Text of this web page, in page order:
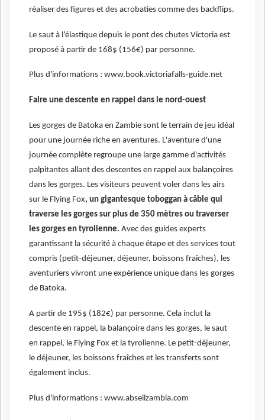
réaliser des figures et des acrobaties comme des backflips.
Le saut à l'élastique depuis le pont des chutes Victoria est
proposé à partir de 168$ (156€) par personne.
Plus d'informations : www.book.victoriafalls-guide.net
Faire une descente en rappel dans le nord-ouest
Les gorges de Batoka en Zambie sont le terrain de jeu idéal
pour une journée riche en aventures. L'aventure d'une
journée complète regroupe une large gamme d'activités
palpitantes allant des descentes en rappel aux balançoires
dans les gorges. Les visiteurs peuvent voler dans les airs
sur le Flying Fox, un gigantesque toboggan à câble qui
traverse les gorges sur plus de 350 mètres ou traverser
les gorges en tyrolienne. Avec des guides experts
garantissant la sécurité à chaque étape et des services tout
compris (petit-déjeuner, déjeuner, boissons fraîches), les
aventuriers vivront une expérience unique dans les gorges
de Batoka.
A partir de 195$ (182€) par personne. Cela inclut la
descente en rappel, la balançoire dans les gorges, le saut
en rappel, le Flying Fox et la tyrolienne. Le petit-déjeuner,
le déjeuner, les boissons fraîches et les transferts sont
également inclus.
Plus d'informations : www.abseilzambia.com